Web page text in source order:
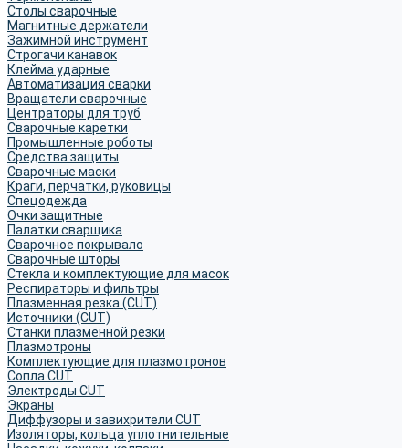
Столы сварочные
Магнитные держатели
Зажимной инструмент
Строгачи канавок
Клейма ударные
Автоматизация сварки
Вращатели сварочные
Центраторы для труб
Сварочные каретки
Промышленные роботы
Средства защиты
Сварочные маски
Краги, перчатки, руковицы
Спецодежда
Очки защитные
Палатки сварщика
Сварочное покрывало
Сварочные шторы
Стекла и комплектующие для масок
Респираторы и фильтры
Плазменная резка (CUT)
Источники (CUT)
Станки плазменной резки
Плазмотроны
Комплектующие для плазмотронов
Сопла CUT
Электроды CUT
Экраны
Диффузоры и завихрители CUT
Изоляторы, кольца уплотнительные